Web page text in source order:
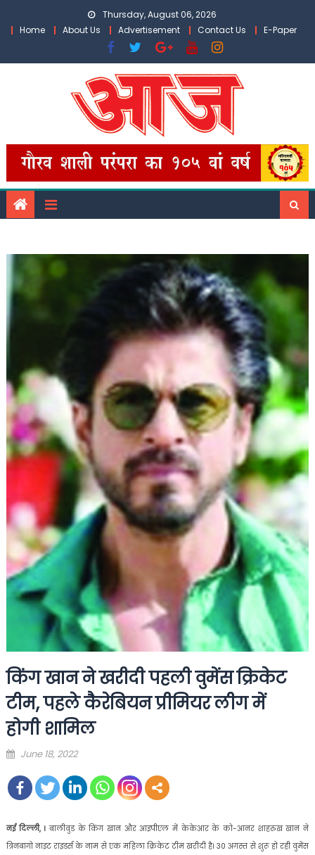
Thursday, August 06, 2026
Home
About Us Advertisement Contact Us E-Paper
किंग खान ने खरीदी पहली वुमेंस क्रिकेट
टीम, पहले कैरेबियन प्रीमियर लीग में
होगी शामिल
Posted
June 18, 2022
नई दिल्ली, । बालीवुड के किंग खान और आइपीएल में केकेआर के को-आनर शाहरुख खान ने
त्रिनबागो नाइट राइडर्स के नाम से एक महिला क्रिकेट टीम खरीदी है। 30 अगस्त से शुरू हो रही वुमेंस